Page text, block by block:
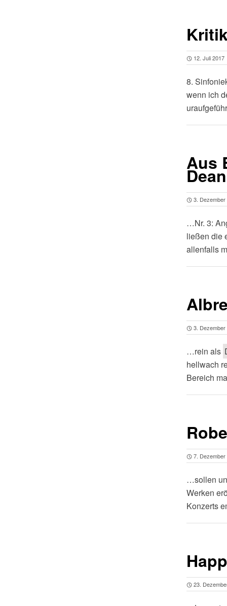
12. Juli 2017
8.
wenn ich
Aus
Dean
3. Dezember
…Nr. 3:
ließen die
allenfalls
3. Dezember
…rein als
hellwach
Bereich
7. Dezember
…sollen
Werken
Konzerts
23.